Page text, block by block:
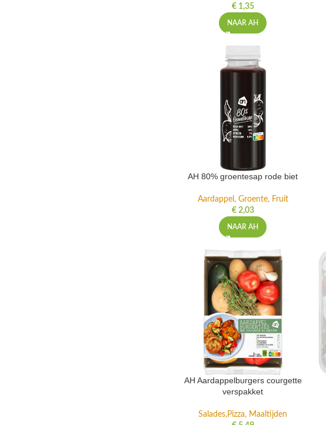
€1,35
NAAR AH
AH 80% groentesap rode biet
Aardappel, Groente, Fruit
€2,03
NAAR AH
AH Aardappelburgers courgette
verspakket
Salades,Pizza, Maaltijden